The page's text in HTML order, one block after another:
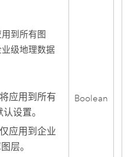
到所有图
级地理数据
应用到所有
设置。
应用到企业
层。
Boolean